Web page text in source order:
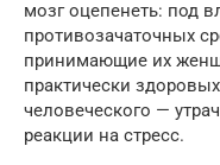
мозг оцепенеть: под
противозачаточных
принимающие их
практически
человеческого —
реакции на стресс.